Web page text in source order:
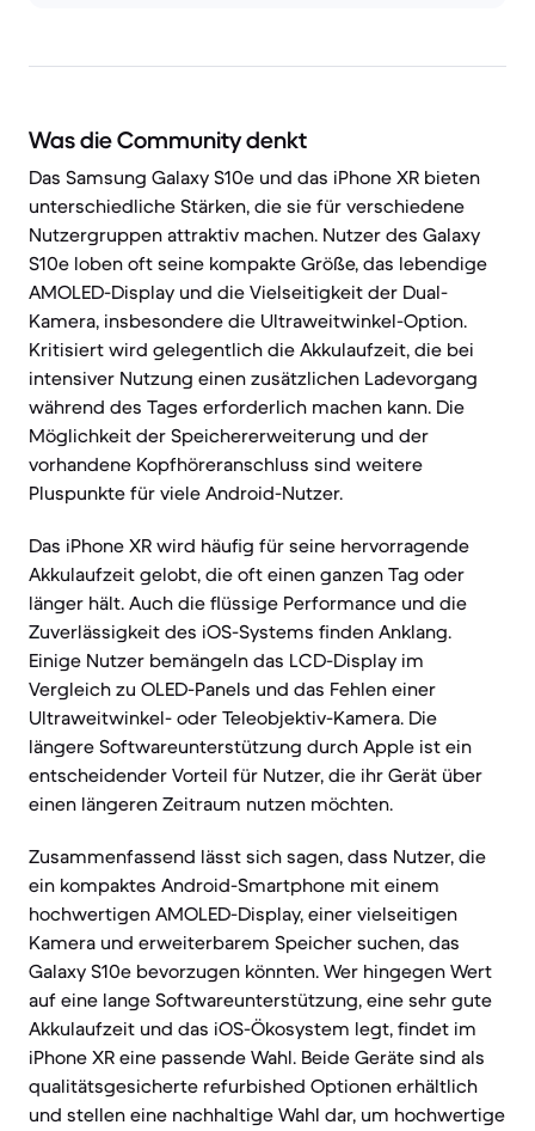
Was die Community denkt
Das Samsung Galaxy S10e und das iPhone XR bieten
unterschiedliche Stärken, die sie für verschiedene
Nutzergruppen attraktiv machen. Nutzer des Galaxy
S10e loben oft seine kompakte Größe, das lebendige
AMOLED-Display und die Vielseitigkeit der Dual-
Kamera, insbesondere die Ultraweitwinkel-Option.
Kritisiert wird gelegentlich die Akkulaufzeit, die bei
intensiver Nutzung einen zusätzlichen Ladevorgang
während des Tages erforderlich machen kann. Die
Möglichkeit der Speichererweiterung und der
vorhandene Kopfhöreranschluss sind weitere
Pluspunkte für viele Android-Nutzer.
Das iPhone XR wird häufig für seine hervorragende
Akkulaufzeit gelobt, die oft einen ganzen Tag oder
länger hält. Auch die flüssige Performance und die
Zuverlässigkeit des iOS-Systems finden Anklang.
Einige Nutzer bemängeln das LCD-Display im
Vergleich zu OLED-Panels und das Fehlen einer
Ultraweitwinkel- oder Teleobjektiv-Kamera. Die
längere Softwareunterstützung durch Apple ist ein
entscheidender Vorteil für Nutzer, die ihr Gerät über
einen längeren Zeitraum nutzen möchten.
Zusammenfassend lässt sich sagen, dass Nutzer, die
ein kompaktes Android-Smartphone mit einem
hochwertigen AMOLED-Display, einer vielseitigen
Kamera und erweiterbarem Speicher suchen, das
Galaxy S10e bevorzugen könnten. Wer hingegen Wert
auf eine lange Softwareunterstützung, eine sehr gute
Akkulaufzeit und das iOS-Ökosystem legt, findet im
iPhone XR eine passende Wahl. Beide Geräte sind als
qualitätsgesicherte refurbished Optionen erhältlich
und stellen eine nachhaltige Wahl dar, um hochwertige